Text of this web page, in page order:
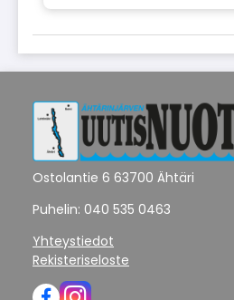
Ostolantie 6 63700 Ähtäri
Puhelin: 040 535 0463
Yhteystiedot
Rekisteriseloste